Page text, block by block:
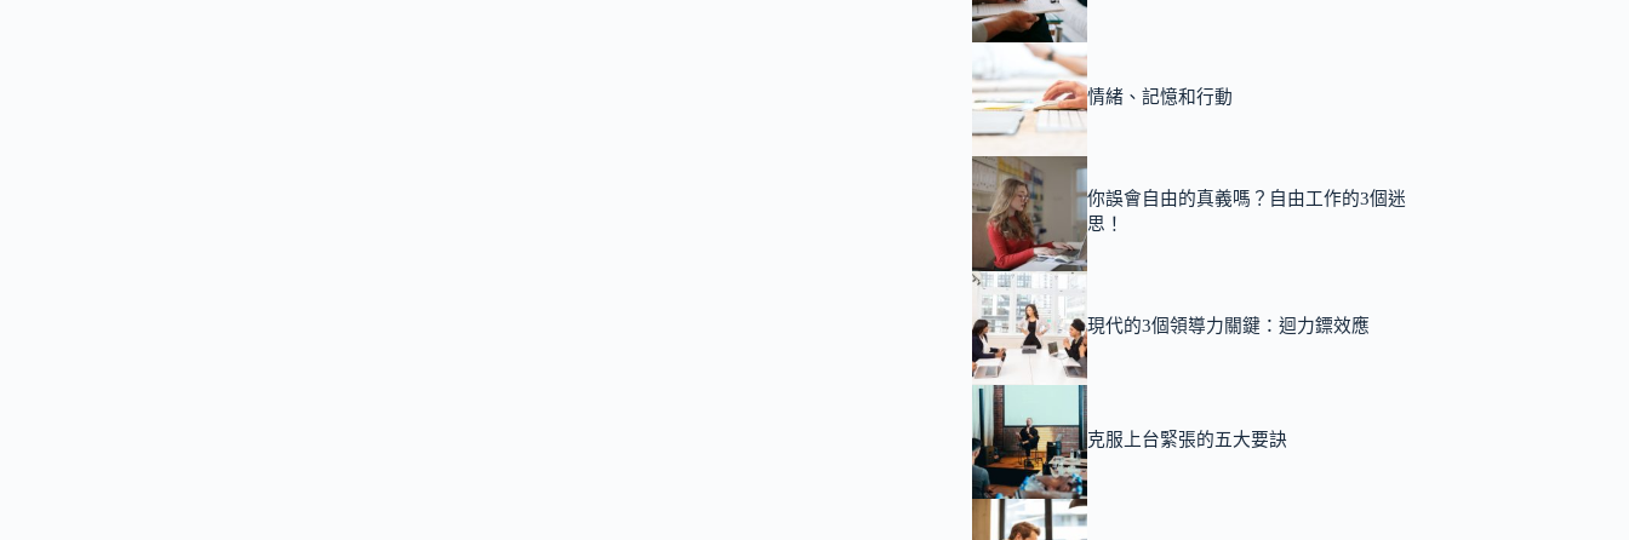
情緒、記憶和行動
你誤會自由的真義嗎？自由工作的3個迷
思！
現代的3個領導力關鍵：迴力鏢效應
克服上台緊張的五大要訣